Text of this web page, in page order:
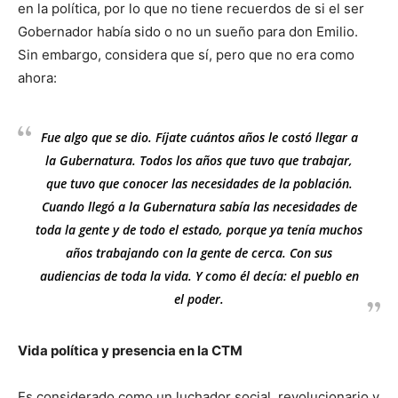
en la política, por lo que no tiene recuerdos de si el ser
Gobernador había sido o no un sueño para don Emilio.
Sin embargo, considera que sí, pero que no era como
ahora:
Fue algo que se dio. Fíjate cuántos años le costó llegar a
la Gubernatura. Todos los años que tuvo que trabajar,
que tuvo que conocer las necesidades de la población.
Cuando llegó a la Gubernatura sabía las necesidades de
toda la gente y de todo el estado, porque ya tenía muchos
años trabajando con la gente de cerca. Con sus
audiencias de toda la vida. Y como él decía: el pueblo en
el poder.
Vida política y presencia en la CTM